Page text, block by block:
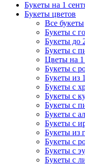
Букеты на 1
Букеты цветов
Все букеты
Букеты с
Букеты до
Букеты с
Цветы на 1
Букеты с
Букеты из
Букеты с
Букеты с
Букеты с
Букеты с
Букеты с
Букеты из
Букеты с
Букеты с
Букеты с